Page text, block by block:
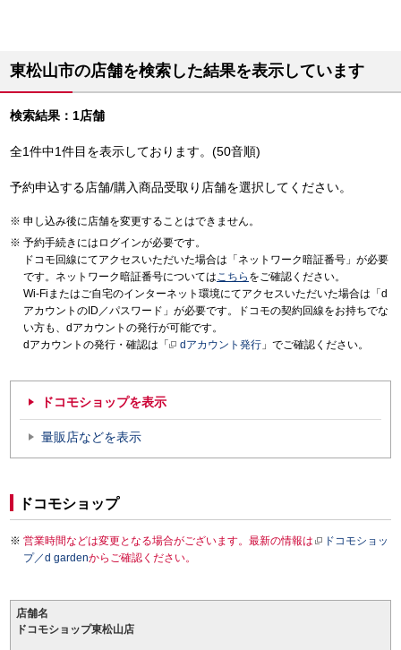
東松山市の店舗を検索した結果を表示しています
検索結果：1店舗
全1件中1件目を表示しております。(50音順)
予約申込する店舗/購入商品受取り店舗を選択してください。
申し込み後に店舗を変更することはできません。
予約手続きにはログインが必要です。
ドコモ回線にてアクセスいただいた場合は「ネットワーク暗証番号」が必要
です。ネットワーク暗証番号についてはこちら をご確認ください。
Wi-Fiまたはご自宅のインターネット環境にてアクセスいただいた場合は「d
アカウントのID／パスワード」が必要です。ドコモの契約回線をお持ちでな
い方も、dアカウントの発行が可能です。
dアカウントの発行・確認は「
dアカウント発行 」でご確認ください。
ドコモショップを表示
量販店などを表示
ドコモショップ
営業時間などは変更となる場合がございます。最新の情報は
ドコモショッ
プ／d gardenからご確認ください。
店舗名
ドコモショップ東松山店